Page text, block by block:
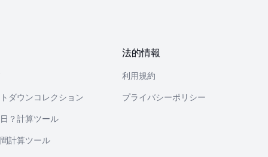
ダウンコレクション
？計算ツール
計算ツール
法的情報
利用規約
プライバシーポリシー